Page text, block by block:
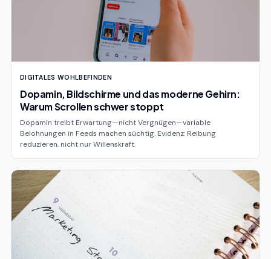
DIGITALES WOHLBEFINDEN
Dopamin, Bildschirme und das moderne Gehirn:
Warum Scrollen schwer stoppt
Dopamin treibt Erwartung—nicht Vergnügen—variable
Belohnungen in Feeds machen süchtig. Evidenz: Reibung
reduzieren, nicht nur Willenskraft.